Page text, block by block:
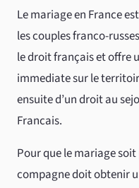
Le mariage en France
les couples franco-
le droit français et offre
immediate sur le
ensuite d’un droit au
Francais.
Pour que le mariage
compagne doit obtenir